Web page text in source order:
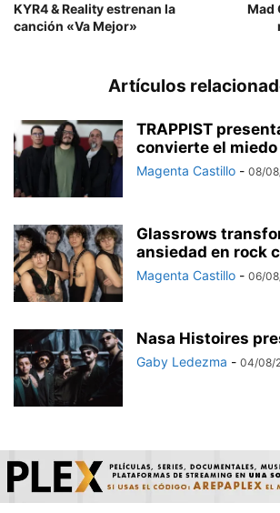
KYR4 & Reality estrenan la
canción «Va Mejor»
Mad
Artículos
TRAPPIST
convierte el
Magenta Castillo - 08/
Glassrows
ansiedad en rock
Magenta Castillo - 06/
Nasa Histoires
Gaby Ledezma - 04/08/